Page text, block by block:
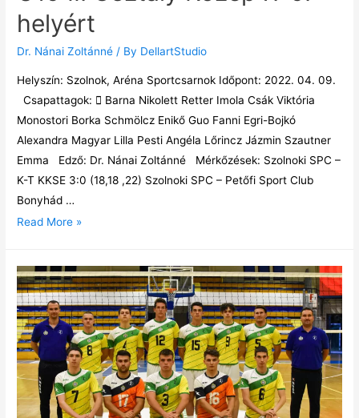
helyért
Dr. Nánai Zoltánné / By DellartStudio
Helyszín: Szolnok, Aréna Sportcsarnok Időpont: 2022. 04. 09.
Csapattagok:  Barna Nikolett Retter Imola Csák Viktória
Monostori Borka Schmölcz Enikő Guo Fanni Egri-Bojkó
Alexandra Magyar Lilla Pesti Angéla Lőrincz Jázmin Szautner
Emma Edző: Dr. Nánai Zoltánné Mérkőzések: Szolnoki SPC –
K-T KKSE 3:0 (18,18 ,22) Szolnoki SPC – Petőfi Sport Club
Bonyhád …
Read More »